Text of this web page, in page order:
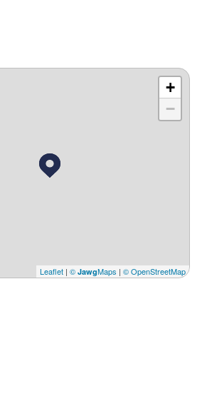
+
−
Leaflet | © JawgMaps | © OpenStreetMap